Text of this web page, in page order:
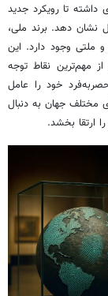
داشته تا رویکرد جدید
نشان دهد. برند ملی،
ملتی وجود دارد. این
مهم‌ترین نقاط توجه
خود را عامل
مختلف جهان به دنبال
ارتقا بخشد.